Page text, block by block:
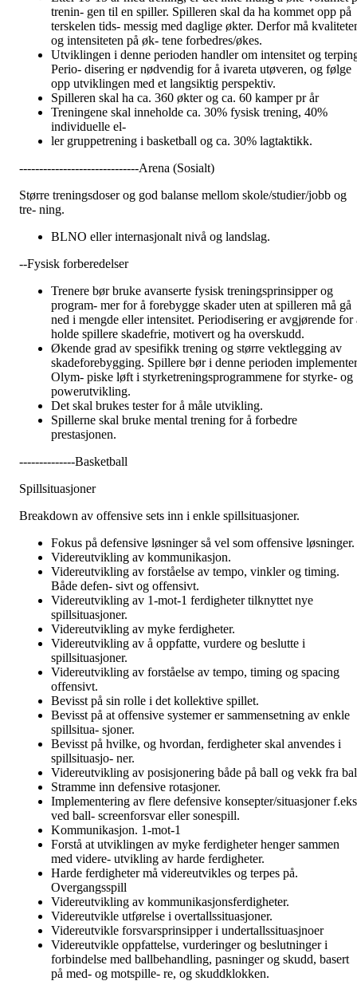
trenin- gen til en spiller. Spilleren skal da ha kommet opp på
terskelen tids- messig med daglige økter. Derfor må
og intensiteten på øk- tene forbedres/økes.
Utviklingen i denne perioden handler om intensitet og
Perio- disering er nødvendig for å ivareta utøveren, og følge
opp utviklingen med et langsiktig perspektiv.
Spilleren skal ha ca. 360 økter og ca. 60 kamper pr år
Treningene skal inneholde ca. 30% fysisk trening, 40%
individuelle el-
ler gruppetrening i basketball og ca. 30% lagtaktikk.
------------------------------Arena (Sosialt)
Større treningsdoser og god balanse mellom skole/studier/jobb og
tre- ning.
BLNO eller internasjonalt nivå og landslag.
--Fysisk forberedelser
Trenere bør bruke avanserte fysisk treningsprinsipper og
program- mer for å forebygge skader uten at spilleren må gå
ned i mengde eller intensitet. Periodisering er avgjørende for
holde spillere skadefrie, motivert og ha overskudd.
Økende grad av spesifikk trening og større vektlegging av
skadeforebygging. Spillere bør i denne perioden
Olym- piske løft i styrketreningsprogrammene for styrke- og
powerutvikling.
Det skal brukes tester for å måle utvikling.
Spillerne skal bruke mental trening for å forbedre
prestasjonen.
--------------Basketball
Spillsituasjoner
Breakdown av offensive sets inn i enkle spillsituasjoner.
Fokus på defensive løsninger så vel som offensive løsninger.
Videreutvikling av kommunikasjon.
Videreutvikling av forståelse av tempo, vinkler og timing.
Både defen- sivt og offensivt.
Videreutvikling av 1-mot-1 ferdigheter tilknyttet nye
spillsituasjoner.
Videreutvikling av myke ferdigheter.
Videreutvikling av å oppfatte, vurdere og beslutte i
spillsituasjoner.
Videreutvikling av forståelse av tempo, timing og spacing
offensivt.
Bevisst på sin rolle i det kollektive spillet.
Bevisst på at offensive systemer er sammensetning av enkle
spillsitua- sjoner.
Bevisst på hvilke, og hvordan, ferdigheter skal anvendes i
spillsituasjo- ner.
Videreutvikling av posisjonering både på ball og vekk fra
Stramme inn defensive rotasjoner.
Implementering av flere defensive konsepter/situasjoner
ved ball- screenforsvar eller sonespill.
Kommunikasjon. 1-mot-1
Forstå at utviklingen av myke ferdigheter henger sammen
med videre- utvikling av harde ferdigheter.
Harde ferdigheter må videreutvikles og terpes på.
Overgangsspill
Videreutvikling av kommunikasjonsferdigheter.
Videreutvikle utførelse i overtallssituasjoner.
Videreutvikle forsvarsprinsipper i undertallssituasjnoer
Videreutvikle oppfattelse, vurderinger og beslutninger i
forbindelse med ballbehandling, pasninger og skudd, basert
på med- og motspille- re, og skuddklokken.